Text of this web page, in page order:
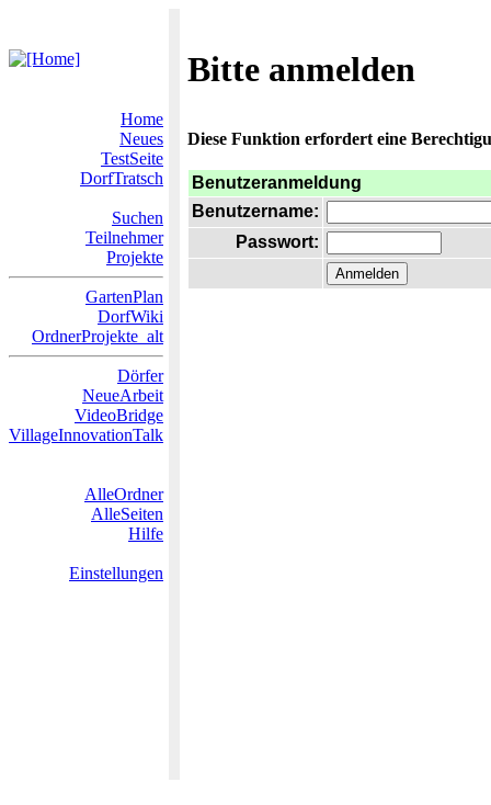
Bitte anmelden
Home
Neues
TestSeite
DorfTratsch
Suchen
Teilnehmer
Projekte
GartenPlan
DorfWiki
OrdnerProjekte_alt
Dörfer
NeueArbeit
VideoBridge
VillageInnovationTalk
AlleOrdner
AlleSeiten
Hilfe
Einstellungen
Diese Funktion erfordert eine
Benutzeranmeldung
Benutzername:
Passwort: